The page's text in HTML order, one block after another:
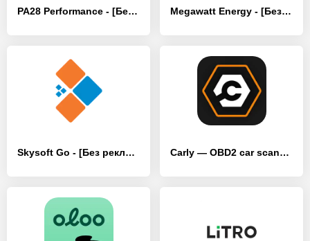
PA28 Performance - [Без рекламы] Megawatt Energy - [Без рекламы]
Skysoft Go - [Без рекламы] Carly — OBD2 car scanner - [Без рекламы]